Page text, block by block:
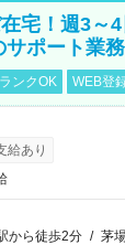
宅！週3～
ポート業務
ンクOK WEB登
給あり
から徒歩2分 / 茅